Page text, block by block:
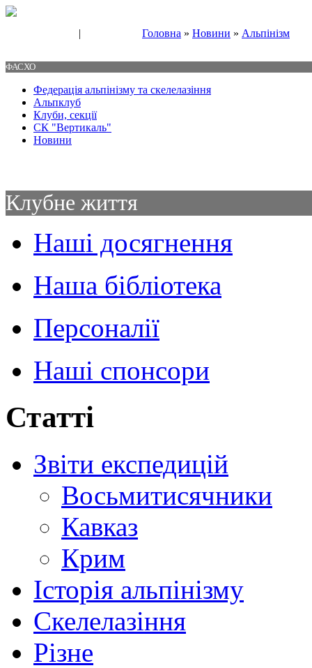
| Головна » Новини » Альпінізм
ФАСХО
Федерація альпінізму та скелелазіння
Альпклуб
Клуби, секції
СК "Вертикаль"
Новини
Клубне життя
Наші досягнення
Наша бібліотека
Персоналії
Наші спонсори
Статті
Звіти експедицій
Восьмитисячники
Кавказ
Крим
Історія альпінізму
Скелелазіння
Різне